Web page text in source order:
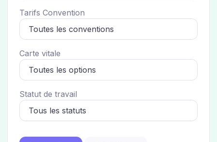
Tarifs Convention
Carte vitale
Statut de travail